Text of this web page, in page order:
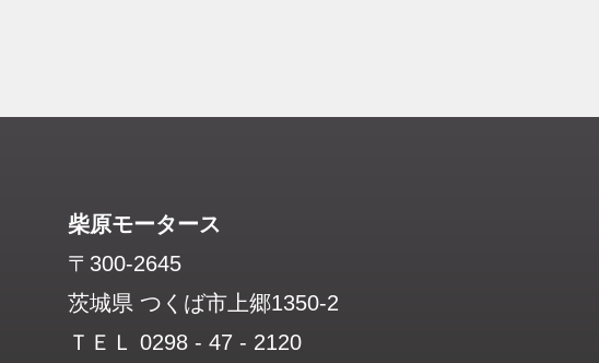
柴原モータース
〒300-2645
茨城県 つくば市上郷1350-2
ＴＥＬ 0298 - 47 - 2120